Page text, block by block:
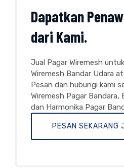
Dapatkan
dari Kami.
Jual Pagar Wiremesh
Wiremesh Bandar Udara
Pesan dan hubungi kami
Wiremesh Pagar Bandara,
dan Harmonika Pagar
PESAN SEKARANG